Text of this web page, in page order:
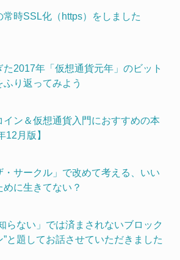
常時SSL化（https）をしました
た2017年「仮想通貨元年」のビット
ふり返ってみよう
イン＆仮想通貨入門におすすめの本
12月版】
・サークル」で改めて考える、いい
めに生きてない？
らない」では済まされないブロック
”と題してお話させていただきました